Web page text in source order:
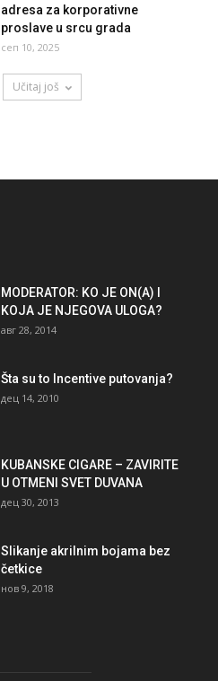
adresa za korporativne
proslave u srcu grada
сеп 10, 2025
Učitaj još
MODERATOR: KO JE ON(A) I
KOJA JE NJEGOVA ULOGA?
авг 28, 2014
Šta su to Incentive putovanja?
дец 14, 2010
KUBANSKE CIGARE – ZAVIRITE
U OTMENI SVET DUVANA
дец 30, 2013
Slikanje akrilnim bojama bez
četkice
нов 9, 2018